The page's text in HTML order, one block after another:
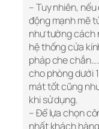
– Tuy nhiên,
động mạnh mẽ
như tường cách
hệ thống cửa
pháp che
cho phòng dưới
mát tốt cũng
khi sử dụng.
– Để lựa chọn
nhất khách